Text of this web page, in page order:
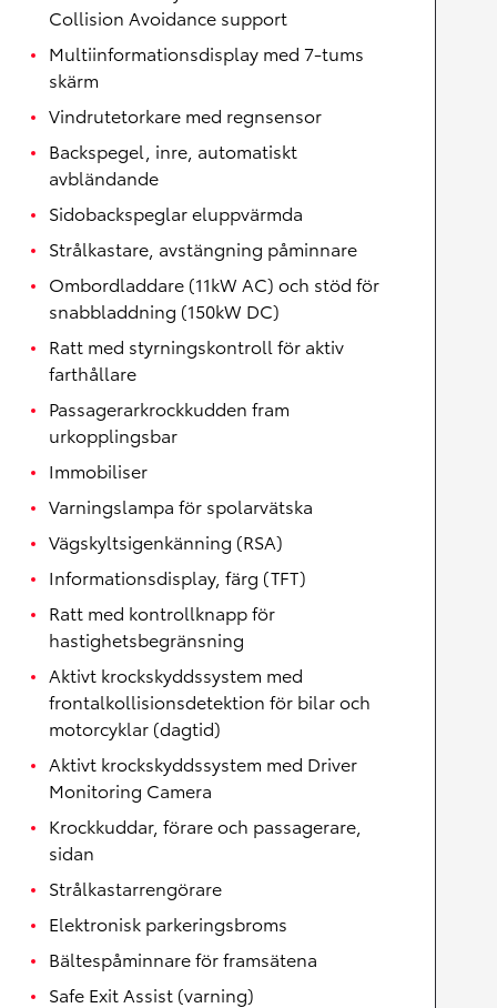
Collision Avoidance support
Multiinformationsdisplay med 7-tums
skärm
Vindrutetorkare med regnsensor
Backspegel, inre, automatiskt
avbländande
Sidobackspeglar eluppvärmda
Strålkastare, avstängning påminnare
Ombordladdare (11kW AC) och stöd för
snabbladdning (150kW DC)
Ratt med styrningskontroll för aktiv
farthållare
Passagerarkrockkudden fram
urkopplingsbar
Immobiliser
Varningslampa för spolarvätska
Vägskyltsigenkänning (RSA)
Informationsdisplay, färg (TFT)
Ratt med kontrollknapp för
hastighetsbegränsning
Aktivt krockskyddssystem med
frontalkollisionsdetektion för bilar och
motorcyklar (dagtid)
Aktivt krockskyddssystem med Driver
Monitoring Camera
Krockkuddar, förare och passagerare,
sidan
Strålkastarrengörare
Elektronisk parkeringsbroms
Bältespåminnare för framsätena
Safe Exit Assist (varning)